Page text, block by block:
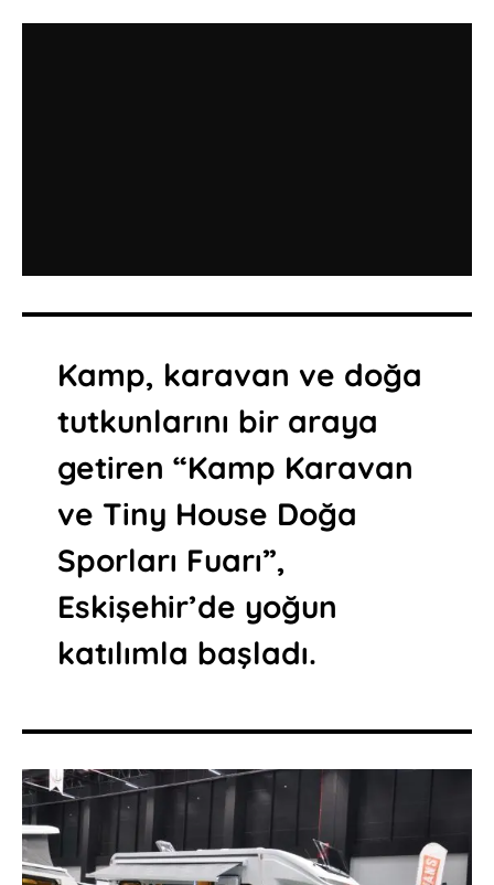
Kamp, karavan ve doğa
tutkunlarını bir araya
getiren “Kamp Karavan
ve Tiny House Doğa
Sporları Fuarı”,
Eskişehir’de yoğun
katılımla başladı.